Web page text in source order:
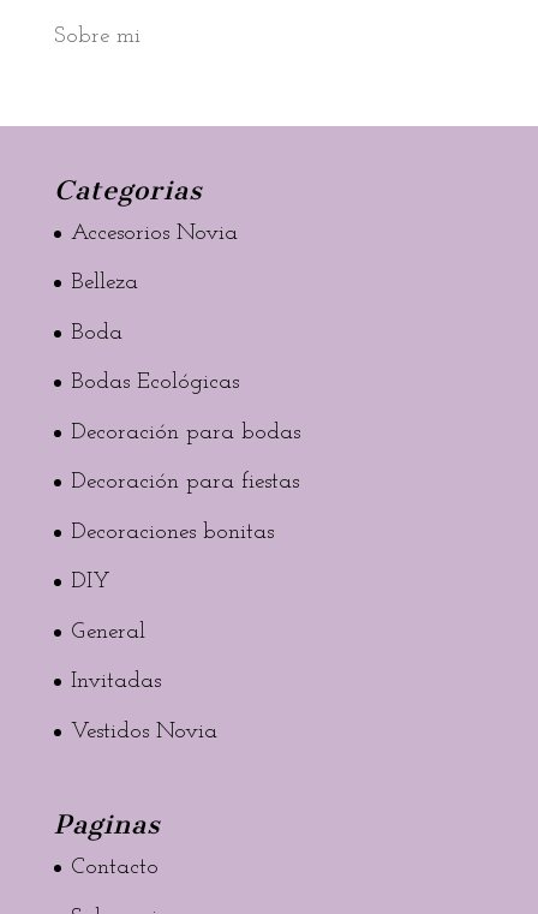
Sobre mi
Categorias
Accesorios Novia
Belleza
Boda
Bodas Ecológicas
Decoración para bodas
Decoración para fiestas
Decoraciones bonitas
DIY
General
Invitadas
Vestidos Novia
Paginas
Contacto